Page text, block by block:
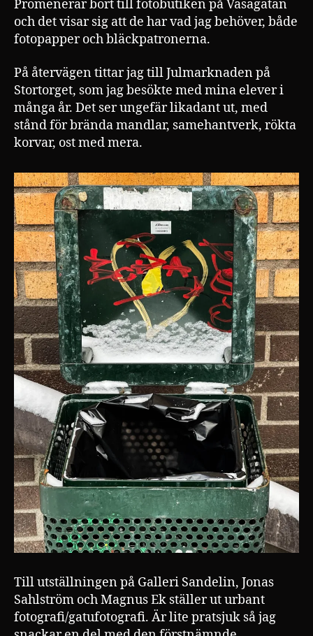
Promenerar bort till fotobutiken på Vasagatan
och det visar sig att de har vad jag behöver, både
fotopapper och bläckpatronerna.
På återvägen tittar jag till Julmarknaden på
Stortorget, som jag besökte med mina elever i
många år. Det ser ungefär likadant ut, med
stånd för brända mandlar, samehantverk, rökta
korvar, ost med mera.
Till utställningen på Galleri Sandelin, Jonas
Sahlström och Magnus Ek ställer ut urbant
fotografi/gatufotografi. Är lite pratsjuk så jag